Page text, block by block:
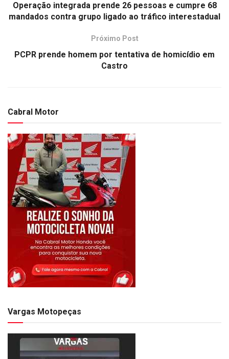
Operação integrada prende 26 pessoas e cumpre 68
mandados contra grupo ligado ao tráfico interestadual
Próximo Post
PCPR prende homem por tentativa de homicídio em
Castro
Cabral Motor
Vargas Motopeças